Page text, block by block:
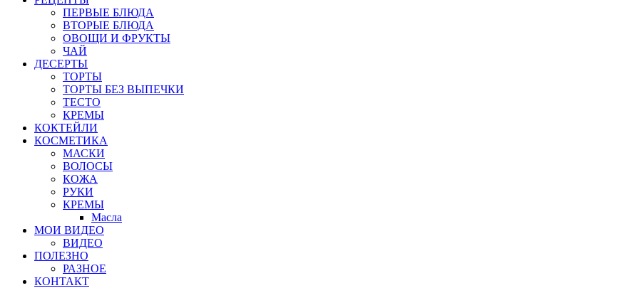
ПЕРВЫЕ БЛЮДА
ВТОРЫЕ БЛЮДА
ОВОЩИ И ФРУКТЫ
ЧАЙ
ДЕСЕРТЫ
ТОРТЫ
ТОРТЫ БЕЗ ВЫПЕЧКИ
ТЕСТО
КРЕМЫ
КОКТЕЙЛИ
КОСМЕТИКА
МАСКИ
ВОЛОСЫ
КОЖА
РУКИ
КРЕМЫ
Масла
МОИ ВИДЕО
ВИДЕО
ПОЛЕЗНО
РАЗНОЕ
КОНТАКТ